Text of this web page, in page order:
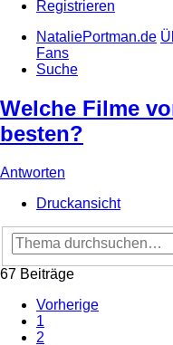
Registrieren
NataliePortman.de
Fans
Suche
Welche Filme
besten?
Antworten
Druckansicht
67 Beiträge
Vorherige
1
2